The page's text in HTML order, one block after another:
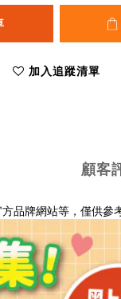
加入追蹤清單
顧客
品牌網站等，僅供參考